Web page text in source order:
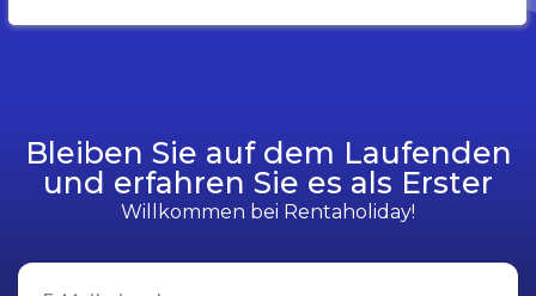
Bleiben Sie auf dem Laufenden
und erfahren Sie es als Erster
Willkommen bei Rentaholiday!